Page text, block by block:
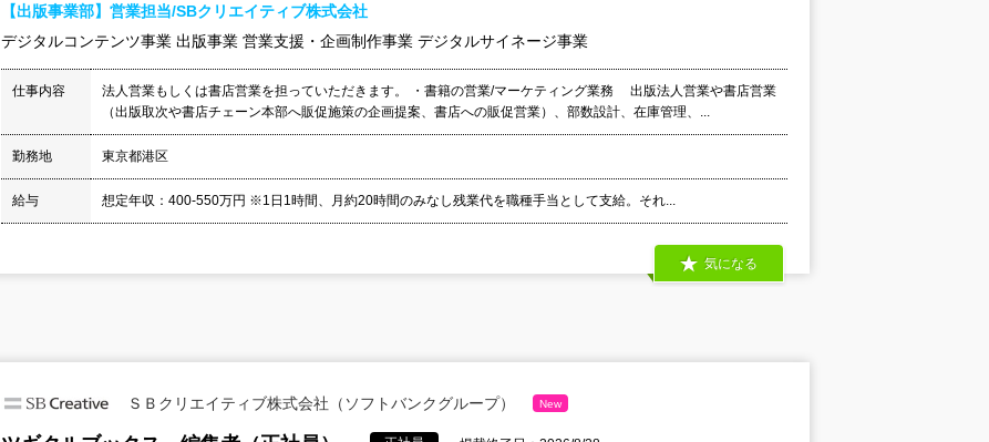
【出版事業部】営業担当/SBクリエイティブ株式会社
デジタルコンテンツ事業 出版事業 営業支援・企画制作事業 デジタルサイネージ事業
仕事内容
法人営業もしくは書店営業を担っていただきます。 ・書籍の営業/マーケティング業務 出版法人営業や書店営業
（出版取次や書店チェーン本部へ販促施策の企画提案、書店への販促営業）、部数設計、在庫管理、...
勤務地 東京都港区
給与 想定年収：400-550万円 ※1日1時間、月約20時間のみなし残業代を職種手当として支給。それ...
気になる
ＳＢクリエイティブ株式会社（ソフトバンクグループ） New